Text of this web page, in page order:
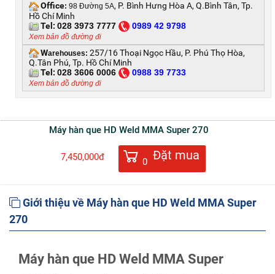
Office: 98 Đường 5A, P. Bình Hưng Hòa A, Q.Bình Tân, Tp.
Hồ Chí Minh
Tel: 028 3973 7777 0989 42 9798
Xem bản đồ đường đi
Warehouses: 257/16 Thoại Ngọc Hầu, P. Phú Thọ Hòa,
Q.Tân Phú, Tp. Hồ Chí Minh
Tel: 028 3606 0006 0988 39 7733
Xem bản đồ đường đi
Máy hàn que HD Weld MMA Super 270
7,450,000đ 0 Đặt mua
Giới thiệu về Máy hàn que HD Weld MMA Super
270
Máy hàn que HD Weld MMA Super